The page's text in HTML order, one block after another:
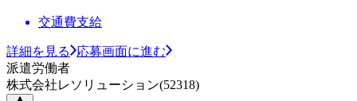
交通費支給
詳細を見る
応募画面に進む
派遣労働者
株式会社レソリューション(52318)